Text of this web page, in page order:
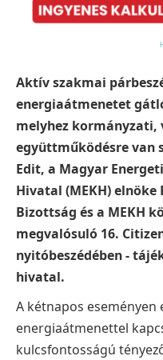
Aktív szakmai
energiaátmenetet
melyhez
együttműködésre van
Edit, a Magyar
Hivatal (MEKH) elnöke
Bizottság és a MEKH
megvalósuló 16.
nyitóbeszédében -
hivatal.
A kétnapos eseményen
energiaátmenettel
kulcsfontosságú